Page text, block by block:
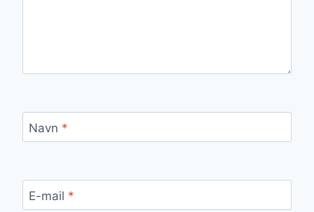
Navn *
E-mail *